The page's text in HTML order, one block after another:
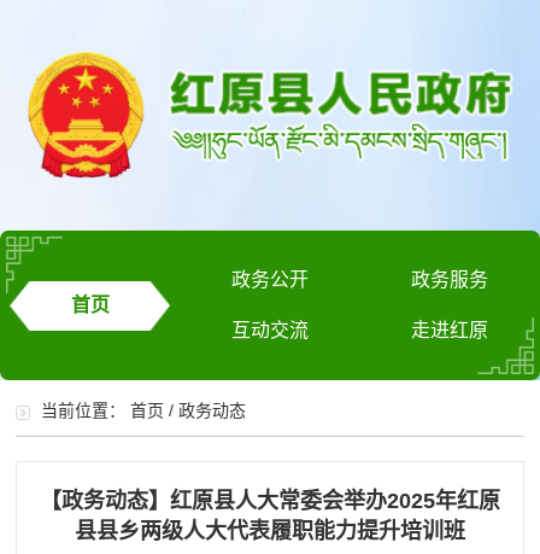
首页
政务公开 政务服务
互动交流 走进红原
当前位置：首页 /政务动态
【政务动态】红原县人大常委会举办2025年红原
县县乡两级人大代表履职能力提升培训班